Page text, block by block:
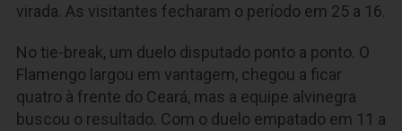
virada. As visitantes fecharam o período em 25 a 16.
No tie-break, um duelo disputado ponto a ponto. O
Flamengo largou em vantagem, chegou a ficar
quatro à frente do Ceará, mas a equipe alvinegra
buscou o resultado. Com o duelo empatado em 11 a